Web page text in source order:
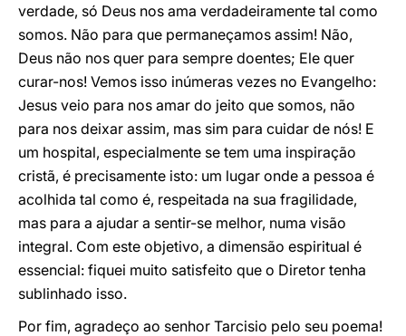
verdade, só Deus nos ama verdadeiramente tal como
somos. Não para que permaneçamos assim! Não,
Deus não nos quer para sempre doentes; Ele quer
curar-nos! Vemos isso inúmeras vezes no Evangelho:
Jesus veio para nos amar do jeito que somos, não
para nos deixar assim, mas sim para cuidar de nós! E
um hospital, especialmente se tem uma inspiração
cristã, é precisamente isto: um lugar onde a pessoa é
acolhida tal como é, respeitada na sua fragilidade,
mas para a ajudar a sentir-se melhor, numa visão
integral. Com este objetivo, a dimensão espiritual é
essencial: fiquei muito satisfeito que o Diretor tenha
sublinhado isso.
Por fim, agradeço ao senhor Tarcisio pelo seu poema!